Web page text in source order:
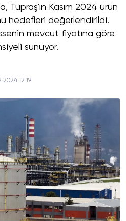
Tüpraş'ın Kasım 2024 ürün
hedefleri değerlendirildi.
mevcut fiyatına göre
sunuyor.
12:19